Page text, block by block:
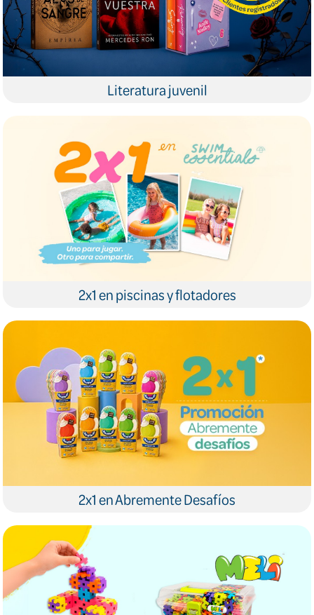
Literatura juvenil
2x1 en piscinas y flotadores
2x1 en Abremente Desafíos